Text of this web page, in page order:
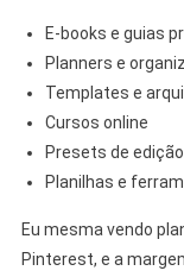
E-books e guias
Planners e
Templates e
Cursos online
Presets de
Planilhas e
Eu mesma vendo
Pinterest, e a